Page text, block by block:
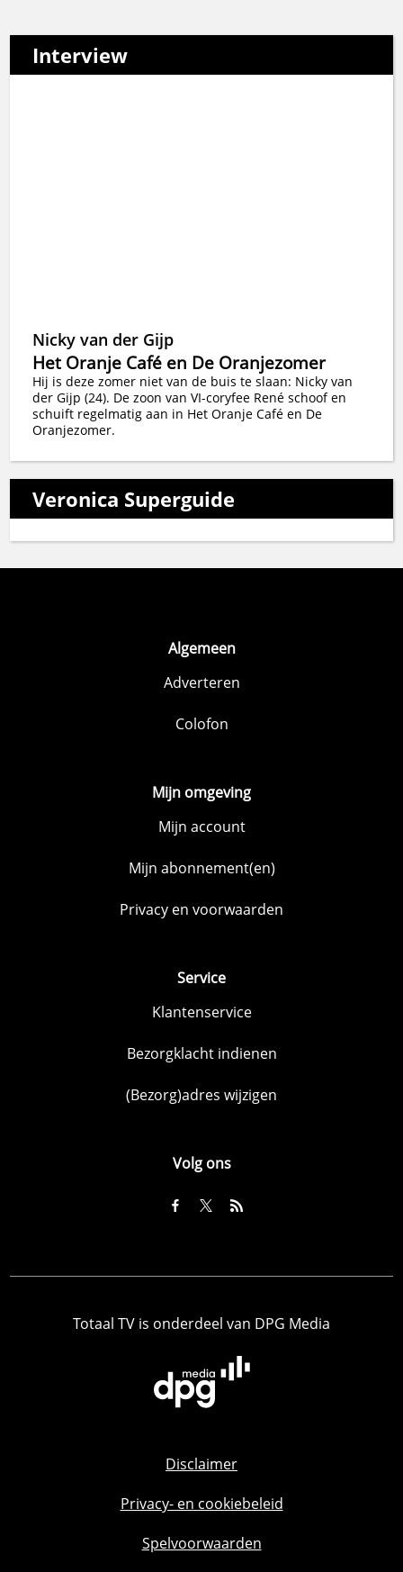
Interview
Nicky van der Gijp
Het Oranje Café en De Oranjezomer
Hij is deze zomer niet van de buis te slaan: Nicky van
der Gijp (24). De zoon van VI-coryfee René schoof en
schuift regelmatig aan in Het Oranje Café en De
Oranjezomer.
Veronica Superguide
Algemeen
Adverteren
Colofon
Mijn omgeving
Mijn account
Mijn abonnement(en)
Privacy en voorwaarden
Service
Klantenservice
Bezorgklacht indienen
(Bezorg)adres wijzigen
Volg ons
Totaal TV is onderdeel van DPG Media
Disclaimer
Privacy- en cookiebeleid
Spelvoorwaarden